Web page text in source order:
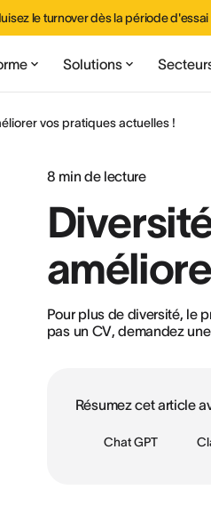
le turnover dès la période
Solutions
vos pratiques actuelles !
8 min de lecture
Pour plus de diversité, le
pas un CV, demandez
Résumez cet article
Chat GPT